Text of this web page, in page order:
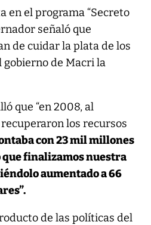
en el programa “Secreto
señaló que
de cuidar la plata de los
de Macri la
que “en 2008, al
los recursos
con 23 mil millones
que finalizamos nuestra
aumentado a 66
de las políticas del